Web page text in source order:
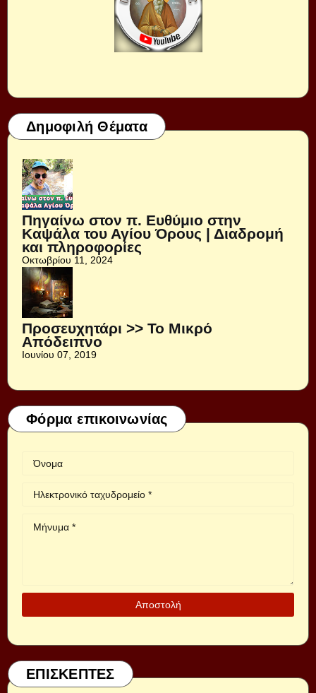
Δημοφιλή Θέματα
Πηγαίνω στον π. Ευθύμιο στην
Καψάλα του Αγίου Όρους | Διαδρομή
και πληροφορίες
Οκτωβρίου 11, 2024
Προσευχητάρι >> Το Μικρό
Απόδειπνο
Ιουνίου 07, 2019
Φόρμα επικοινωνίας
ΕΠΙΣΚΕΠΤΕΣ